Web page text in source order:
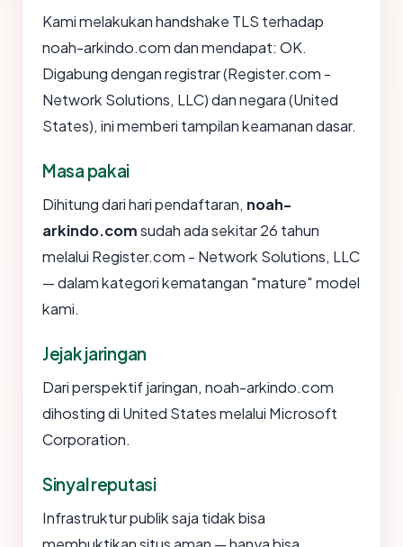
Kami melakukan handshake TLS terhadap
noah-arkindo.com dan mendapat: OK.
Digabung dengan registrar (Register.com -
Network Solutions, LLC) dan negara (United
States), ini memberi tampilan keamanan dasar.
Masa pakai
Dihitung dari hari pendaftaran, noah-
arkindo.comsudah ada sekitar 26 tahun
melalui Register.com - Network Solutions, LLC
— dalam kategori kematangan "mature" model
kami.
Jejak jaringan
Dari perspektif jaringan, noah-arkindo.com
dihosting di United States melalui Microsoft
Corporation.
Sinyal reputasi
Infrastruktur publik saja tidak bisa